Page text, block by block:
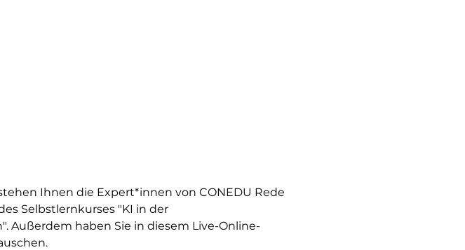
Ihnen die Expert*innen von CONEDU Rede
Selbstlernkurses "KI in der
Außerdem haben Sie in diesem Live-Online-